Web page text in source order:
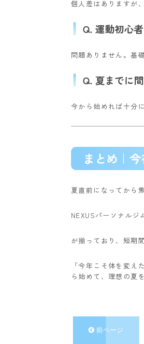
個人差はありますが
Q. 運動初心
問題ありません。基
Q. 夏までに
今から始めれば十分
まとめ｜
夏直前になってから
NEXUSパーソナルジ
が揃っており、短期
「今年こそ体を変え
ら始めて、理想の夏
前ページ